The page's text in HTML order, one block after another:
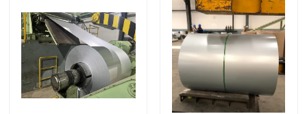
Über uns
Werksbesichtigung